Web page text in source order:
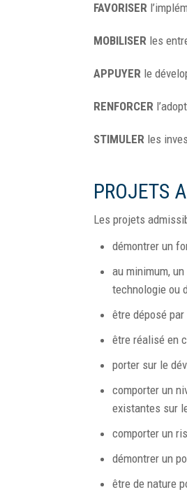
FAVORISER
MOBILISER les
APPUYER le
RENFORCER
STIMULER les
PROJETS
Les projets
démontrer un
au minimum,
technologie ou
être déposé
être réalisé en
porter sur le
comporter un
existantes sur
comporter un
démontrer un
être de nature